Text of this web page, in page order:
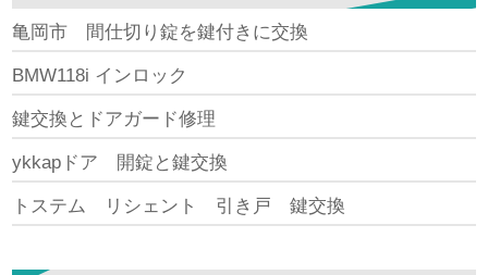
亀岡市 間仕切り錠を鍵付きに交換
BMW118i インロック
鍵交換とドアガード修理
ykkapドア 開錠と鍵交換
トステム リシェント 引き戸 鍵交換